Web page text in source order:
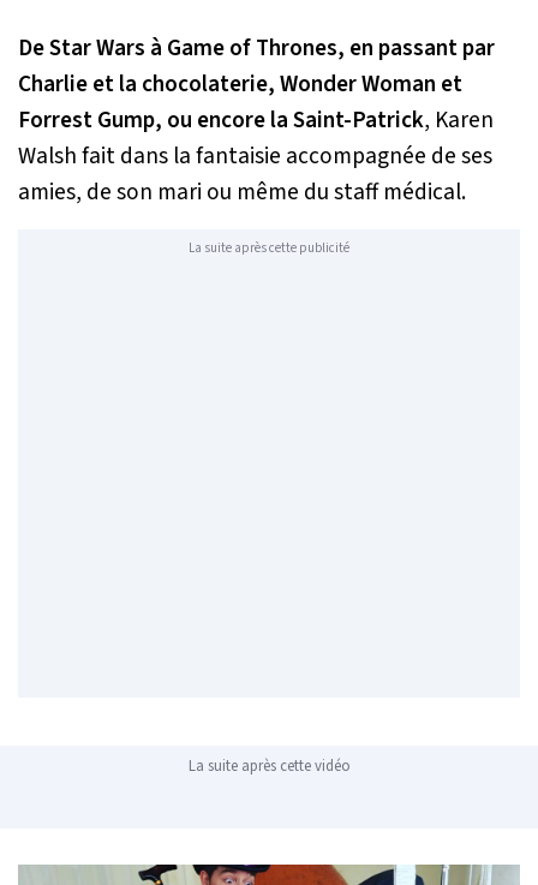
De Star Wars à Game of Thrones, en passant par
Charlie et la chocolaterie, Wonder Woman et
Forrest Gump, ou encore la Saint-Patrick, Karen
Walsh fait dans la fantaisie accompagnée de ses
amies, de son mari ou même du staff médical.
La suite après cette publicité
La suite après cette vidéo